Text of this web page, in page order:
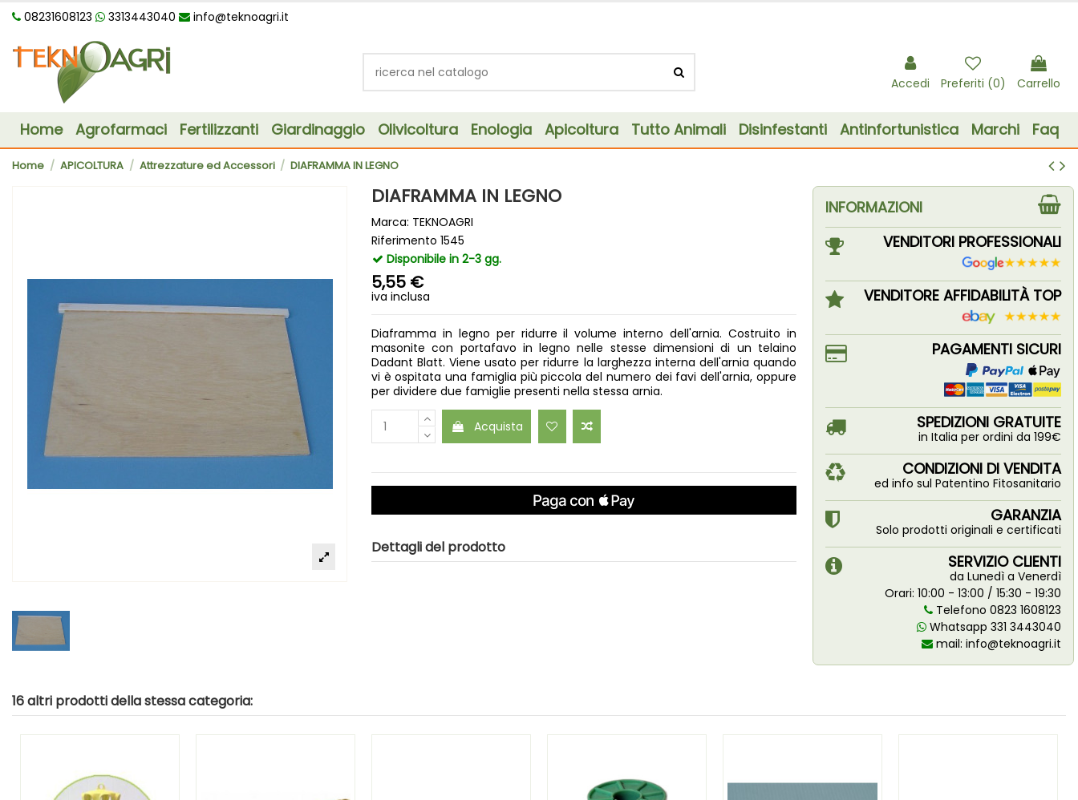
08231608123 3313443040 info@teknoagri.it
Accedi Preferiti (0) Carrello
Home Agrofarmaci Fertilizzanti Giardinaggio Olivicoltura Enologia Apicoltura Tutto Animali Disinfestanti Antinfortunistica Marchi Faq
Home APICOLTURA Attrezzature ed Accessori DIAFRAMMA IN LEGNO
DIAFRAMMA IN LEGNO
Marca: TEKNOAGRI
Riferimento 1545
Disponibile in 2-3 gg.
5,55 €
iva inclusa
Diaframma in legno per ridurre il volume interno dell'arnia. Costruito in
masonite con portafavo in legno nelle stesse dimensioni di un telaino
Dadant Blatt. Viene usato per ridurre la larghezza interna dell'arnia quando
vi è ospitata una famiglia più piccola del numero dei favi dell'arnia, oppure
per dividere due famiglie presenti nella stessa arnia.
Acquista
Dettagli del prodotto
INFORMAZIONI
VENDITORI PROFESSIONALI
VENDITORE AFFIDABILITÀ TOP
PAGAMENTI SICURI
SPEDIZIONI GRATUITE
in Italia per ordini da 199€
CONDIZIONI DI VENDITA
ed info sul Patentino Fitosanitario
GARANZIA
Solo prodotti originali e certificati
SERVIZIO CLIENTI
da Lunedì a Venerdì
Orari: 10:00 - 13:00 / 15:30 - 19:30
Telefono 0823 1608123
Whatsapp 331 3443040
mail: info@teknoagri.it
16 altri prodotti della stessa categoria: